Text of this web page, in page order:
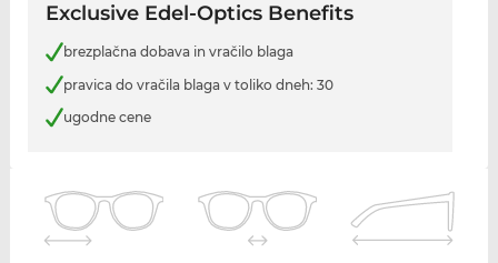
Exclusive Edel-Optics Benefits
brezplačna dobava in vračilo blaga
pravica do vračila blaga v toliko dneh: 30
ugodne cene